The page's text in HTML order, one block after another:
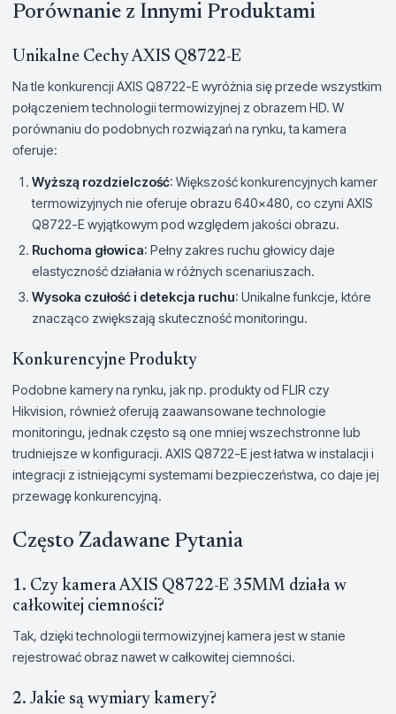
Porównanie z Innymi Produktami
Unikalne Cechy AXIS Q8722-E
Na tle konkurencji AXIS Q8722-E wyróżnia się przede wszystkim
połączeniem technologii termowizyjnej z obrazem HD. W
porównaniu do podobnych rozwiązań na rynku, ta kamera
oferuje:
Wyższą rozdzielczość: Większość konkurencyjnych kamer
termowizyjnych nie oferuje obrazu 640x480, co czyni AXIS
Q8722-E wyjątkowym pod względem jakości obrazu.
Ruchoma głowica: Pełny zakres ruchu głowicy daje
elastyczność działania w różnych scenariuszach.
Wysoka czułość i detekcja ruchu: Unikalne funkcje, które
znacząco zwiększają skuteczność monitoringu.
Konkurencyjne Produkty
Podobne kamery na rynku, jak np. produkty od FLIR czy
Hikvision, również oferują zaawansowane technologie
monitoringu, jednak często są one mniej wszechstronne lub
trudniejsze w konfiguracji. AXIS Q8722-E jest łatwa w instalacji i
integracji z istniejącymi systemami bezpieczeństwa, co daje jej
przewagę konkurencyjną.
Często Zadawane Pytania
1. Czy kamera AXIS Q8722-E 35MM działa w
całkowitej ciemności?
Tak, dzięki technologii termowizyjnej kamera jest w stanie
rejestrować obraz nawet w całkowitej ciemności.
2. Jakie są wymiary kamery?